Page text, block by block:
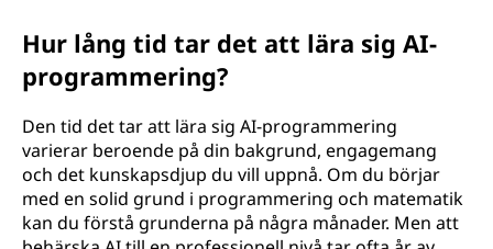
Hur lång tid tar det att lära sig AI-
programmering?
Den tid det tar att lära sig AI-programmering
varierar beroende på din bakgrund, engagemang
och det kunskapsdjup du vill uppnå. Om du börjar
med en solid grund i programmering och matematik
kan du förstå grunderna på några månader. Men att